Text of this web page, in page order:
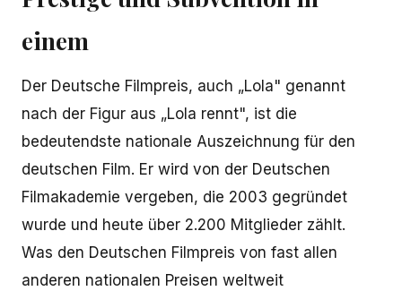
einem
Der Deutsche Filmpreis, auch „Lola" genannt
nach der Figur aus „Lola rennt", ist die
bedeutendste nationale Auszeichnung für den
deutschen Film. Er wird von der Deutschen
Filmakademie vergeben, die 2003 gegründet
wurde und heute über 2.200 Mitglieder zählt.
Was den Deutschen Filmpreis von fast allen
anderen nationalen Preisen weltweit